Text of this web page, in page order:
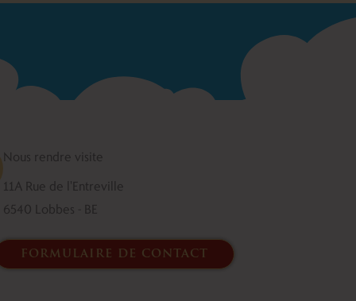
Nous rendre visite
11A Rue de l'Entreville
6540 Lobbes - BE
formulaire de contact